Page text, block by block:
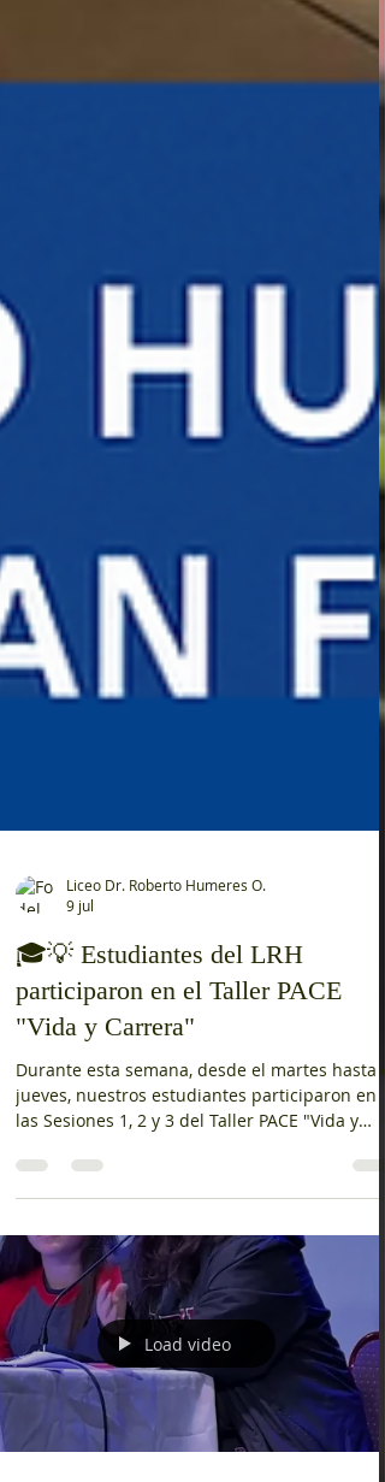
9 jul
🎓💡 Estudiantes del LRH
participaron en el Taller PACE
"Vida y Carrera"
Durante esta semana, desde el martes hasta el
las Sesiones 1, 2 y 3 del Taller PACE "Vida y
Carrera", una instancia orientada a fortalecer
educación superior. A través de la metodología
Aprendizaje Basado en Proyectos (ABP), las y
los estudiantes comenzaron a construir su
proyecto de vida, reflexionando sobre sus
metas, intereses y desafíos, mientras
desarrollan habilidades fundamenta
Load video